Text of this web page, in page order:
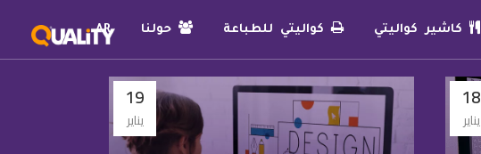
كاشير كواليتي كواليتي للطباعة حولنا AR
19
يناير
18
يناير